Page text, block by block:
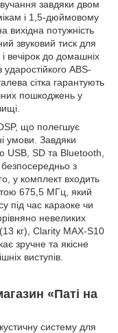
завдяки двом
і 1,5-дюймовому
вихідна потужність
звуковий тиск для
і вечірок до домашніх
ударостійкого ABS-
сітка гарантують
пошкоджень у
що полегшує
умови. Завдяки
USB, SD та Bluetooth,
з
у комплект входить
675,5 МГц, який
під час караоке чи
невеликих
кг), Clarity MAX-S10
зручне та якісне
виступів.
«Паті на
систему для